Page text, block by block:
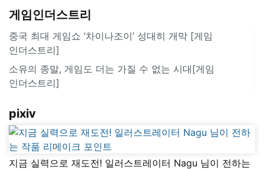
게임인더스트리
중국 최대 게임쇼 ‘차이나조이’ 성대히 개막 [게임
인더스트리]
소유의 종말, 게임도 더는 가질 수 없는 시대[게임
인더스트리]
pixiv
지금 실력으로 재도전! 일러스트레이터 Nagu 님이 전하는